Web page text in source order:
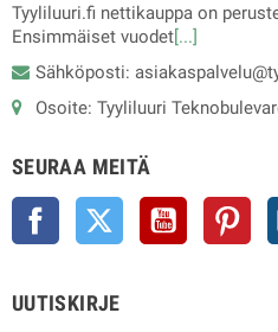
Tyyliluuri.fi nettikauppa on
Ensimmäiset vuodet[...]
Sähköposti:
Osoite: Tyyliluuri
SEURAA MEITÄ
Facebook Twitter YouTube
UUTISKIRJE